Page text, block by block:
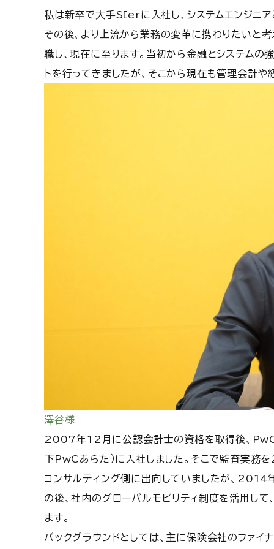
私は新卒で大手SIerに入社し、システムエンジニ
その後、より上流から業務の変革に携わりたい
職し、現在に至ります。当初から金融とシステム
トを行ってきましたが、そこから現在も管理会計
澤谷様
2007年12月に公認会計士の資格を取得後、PwC
下PwCあらた）に入社しました。そこで監査実務
コンサルティング側に出向していましたが、
の後、社内のグローバルモビリティ制度を活用
ます。
バックグラウンドとしては、主に保険会社のファイ